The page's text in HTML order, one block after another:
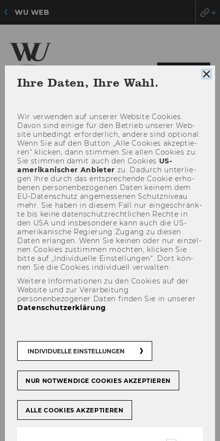
WU WEB
Mag. Olivia Rauscher
Ihre Daten, Ihre Wahl.
Wir ver­wen­den auf un­se­rer Web­site Coo­kies.
Davon sind ei­ni­ge für den Be­trieb un­se­rer Web­
site un­be­dingt er­for­der­lich, an­de­re sind op­tio­nal.
Wenn Sie auf den But­ton „Alle Coo­kies ak­zep­tie­
ren“ kli­cken, dann stim­men Sie allen Coo­kies zu.
Sie stim­men damit auch den Coo­kies US-​
amerikanischer An­bie­ter zu. Da­durch un­ter­lie­
gen Ihre durch das ent­spre­chen­de Coo­kie er­ho­
be­nen per­so­nen­be­zo­ge­nen Daten kei­nem dem
EU-​Datenschutz an­ge­mes­se­nen Schutz­ni­veau
mehr. Sie haben in die­sem Fall nur ein­ge­schränk­
te bis keine da­ten­schutz­recht­li­chen Rech­te in
den USA und ins­be­son­de­re kann auch die US-​
amerikanische Re­gie­rung Zu­gang zu die­sen
Daten er­lan­gen. Wenn Sie kei­nen oder nur ein­zel­
nen Coo­kies zu­stim­men möch­ten, kli­cken Sie
bitte auf „In­di­vi­du­el­le Ein­stel­lun­gen“. Dort kön­
nen Sie die Coo­kies in­di­vi­du­ell ver­wal­ten.
Weitere Informationen zu den Cookies auf der
Website und zur Verarbeitung
personenbezogener Daten finden Sie in unserer
Datenschutzerklärung.
INDIVIDUELLE EINSTELLUNGEN
NUR NOTWENDIGE COOKIES AKZEPTIEREN
ALLE COOKIES AKZEPTIEREN